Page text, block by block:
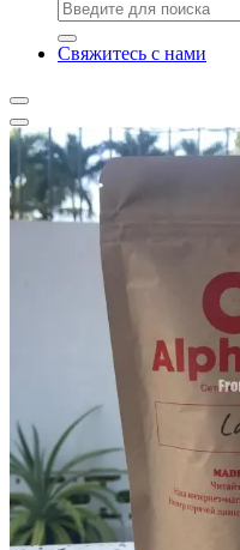
Свяжитесь с нами